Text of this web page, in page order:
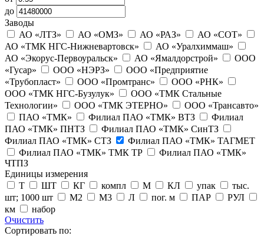
до
Заводы
АО «ЛТЗ»
АО «ОМЗ» АО «РАЗ»
АО «СОТ»
АО «ТМК НГС-Нижневартовск»
АО «Уралхиммаш»
АО «Экорус-Первоуральск»
АО «Ямалдорстрой»
ООО
«Гусар»
ООО «НЭРЗ»
ООО «Предприятие
«Трубопласт»
ООО «Промтранс»
ООО «РНК»
ООО «ТМК НГС-Бузулук»
ООО «ТМК Стальные
Технологии»
ООО «ТМК ЭТЕРНО»
ООО «Трансавто»
ПАО «ТМК»
Филиал ПАО «ТМК» ВТЗ
Филиал
ПАО «ТМК» ПНТЗ
Филиал ПАО «ТМК» СинТЗ
Филиал ПАО «ТМК» СТЗ
Филиал ПАО «ТМК» ТАГМЕТ
Филиал ПАО «ТМК» ТМК ТР
Филиал ПАО «ТМК»
ЧТПЗ
Единицы измерения
Т
ШТ КГ компл М КЛ упак
тыс.
шт; 1000 шт
М2 М3 Л пог. м ПАР
РУЛ
км
набор
Очистить
Сортировать по: